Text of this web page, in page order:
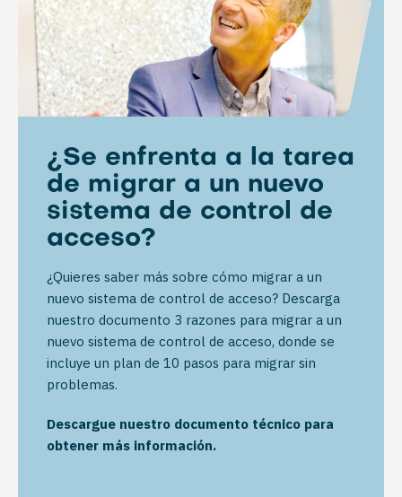
¿Se enfrenta a la tarea
de migrar a un nuevo
sistema de control de
acceso?
¿Quieres saber más sobre cómo migrar a un
nuevo sistema de control de acceso? Descarga
nuestro documento 3 razones para migrar a un
nuevo sistema de control de acceso, donde se
incluye un plan de 10 pasos para migrar sin
problemas.
Descargue nuestro documento técnico para
obtener más información.